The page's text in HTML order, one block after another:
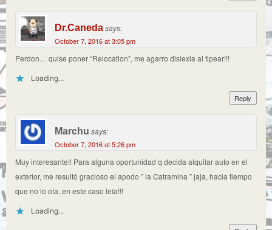
Dr.Canedasays:
October 7, 2016 at 3:05 pm
Perdon… quise poner “Relocation”, me agarro dislexia al tipear!!!
Loading...
Reply
Marchu says:
October 7, 2016 at 5:26 pm
Muy interesante!! Para alguna oportunidad q decida alquilar auto en el
exterior, me resultó gracioso el apodo ” la Catramina ” jaja, hacia tiempo
que no lo oía, en este caso leía!!!
Loading...